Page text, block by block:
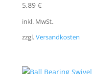
5,89 €
inkl. MwSt.
zzgl.Versandkosten